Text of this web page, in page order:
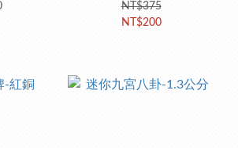
NT$375
NT$200